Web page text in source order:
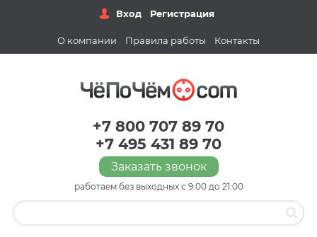
Вход Регистрация
О компании Правила работы Контакты
+7 800 707 89 70
+7 495 431 89 70
Заказать звонок
работаем без выходных с 9:00 до 21:00